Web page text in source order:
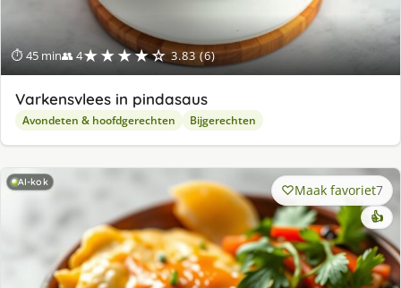
⏱ 45 min👥 4★★★★☆ 3.83 (6)
Varkensvlees in pindasaus
Avondeten & hoofdgerechten Bijgerechten
AI-kok Maak favoriet7
👍